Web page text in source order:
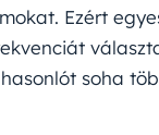
Ezért
soha